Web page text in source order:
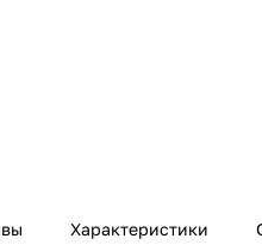
Характеристики